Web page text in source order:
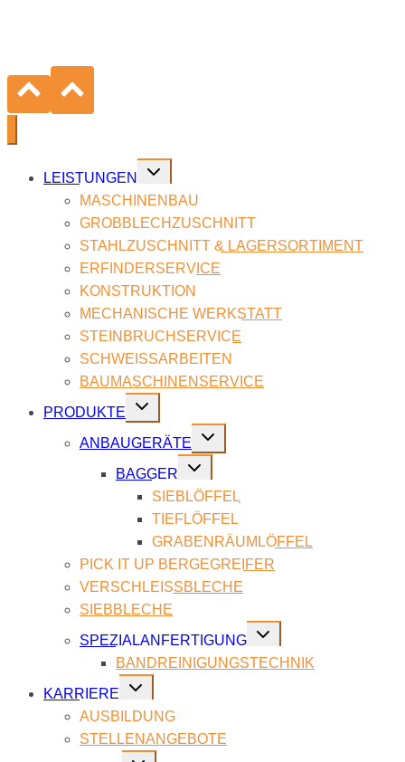
LEIS­TUN­GEN
Untermenü
umschalten
MA­SCHI­NEN­BAU
GROB­BLECH­ZU­SCHNITT
STAHL­ZU­SCHNITT & LA­GER­SOR­TI­MENT
ER­FIN­DER­SER­VICE
KON­STRUK­TI­ON
ME­CHA­NI­SCHE WERK­STATT
STEIN­BRUCH­SER­VICE
SCHWEISS­AR­BEI­TEN
BAU­MASCHI­NEN­SER­VICE
PRO­DUK­TE
Untermenü
umschalten
AN­BAU­GE­RÄ­TE
Untermenü
umschalten
BAG­GER
Untermenü
umschalten
SIEB­LÖF­FEL
TIEF­LÖF­FEL
GRA­BEN­RÄUM­LÖF­FEL
PICK IT UP BER­GE­G­REI­FER
VER­SCHLEISS­BLE­CHE
SIEB­BLE­CHE
SPE­ZI­AL­AN­FER­TI­GUNG
Untermenü
umschalten
BAND­REI­NI­GUNGS­TECH­NIK
KAR­RIE­RE
Untermenü
umschalten
AUS­BIL­DUNG
STEL­LEN­AN­GE­BO­TE
Untermenü